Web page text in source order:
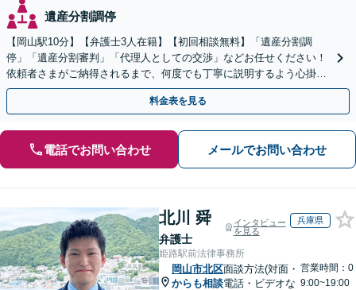
遺産分割調停
【岡山駅10分】【弁護士3人在籍】【初回相談無料】「遺産分割調
停」「遺産分割審判」「代理人としての交渉」などお任せください！
依頼者さまがご納得されるまで、何度でも丁寧に説明するよう心掛け
ています【土日祝／夜間対応可】【当日／電話相談可】
料金表を見る
電話でお問い合わせ メールでお問い合わせ
北川 舜
弁護士
インタビュー
を見る
兵庫県
姫路駅前法律事務所
岡山市北区
からも相談
面談方法(対面・
電話・ビデオな
営業時間：0
9:00~19:00